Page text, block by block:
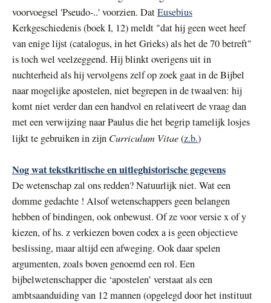
voorvoegsel 'Pseudo-..' voorzien. DatEusebius
Kerkgeschiedenis (boek I, 12) meldt "dat hij geen weet heef
van enige lijst (catalogus, in het Grieks) als het de 70 betreft"
is toch wel veelzeggend. Hij blinkt overigens uit in
nuchterheid als hij vervolgens zelf op zoek gaat in de Bijbel
naar mogelijke apostelen, niet begrepen in de twaalven: hij
komt niet verder dan een handvol en relativeert de vraag dan
met een verwijzing naar Paulus die het begrip tamelijk losjes
lijkt te gebruiken in zijn Curriculum Vitae(z.b.)
Nog wat tekstkritische en uitleghistorische gegevens
De wetenschap zal ons redden? Natuurlijk niet. Wat een
domme gedachte ! Alsof wetenschappers geen belangen
hebben of bindingen, ook onbewust. Of ze voor versie x of y
kiezen, of hs. z verkiezen boven codex a is geen objectieve
beslissing, maar altijd een afweging. Ook daar spelen
argumenten, zoals boven genoemd een rol. Een
bijbelwetenschapper die ‘apostelen’ verstaat als een
ambtsaanduiding van 12 mannen (opgelegd door het instituut